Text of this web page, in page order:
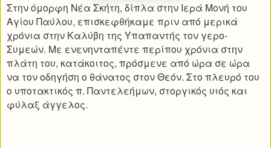
Στην όμορφη Νέα Σκήτη, δίπλα στην Ιερά Μονή του
Αγίου Παύλου, επισκεφθήκαμε πριν από μερικά
χρόνια στην Καλύβη της Υπαπαντής τον γερο-
Συμεών. Με ενενηνταπέντε περίπου χρόνια στην
πλάτη του, κατάκοιτος, πρόσμενε από ώρα σε ώρα
να τον οδηγήση ο θάνατος στον Θεόν. Στο πλευρό του
ο υποτακτικός π. Παντελεήμων, στοργικός υιός και
φύλαξ άγγελος.